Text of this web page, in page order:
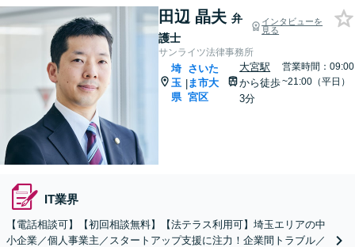
田辺 晶夫 弁
護士
インタビューを
見る
サンライツ法律事務所
埼
玉
県
|
さいた
ま市大
宮区
大宮駅
から徒歩
3分
営業時間：09:00
~21:00（平日）
IT業界
【電話相談可】【初回相談無料】【法テラス利用可】埼玉エリアの中
小企業／個人事業主／スタートアップ支援に注力！企業間トラブル／